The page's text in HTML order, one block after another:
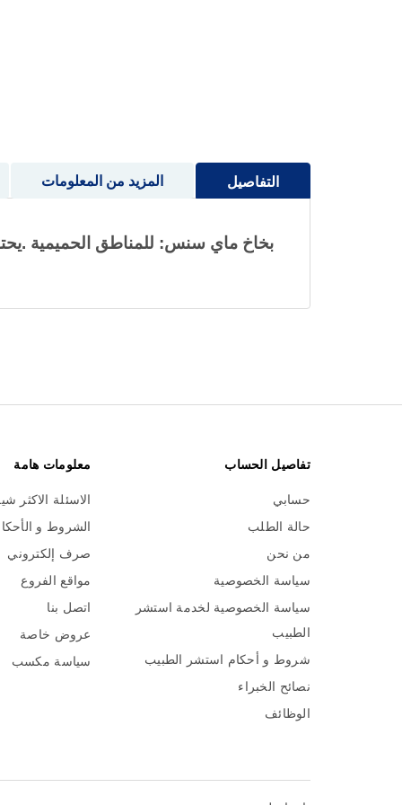
التفاصيل
بخاخ ماي سنس: للمناطق الحميمية
المزيد من المعلومات
تفاصيل الحساب
حسابي
حالة الطلب
من نحن
سياسة الخصوصية
سياسة الخصوصية لخدمة استشر
الطبيب
شروط و أحكام استشر الطبيب
نصائح الخبراء
الوظائف
معلومات هامة
الاسئلة الاكثر
الشروط و
صرف إلكتروني
مواقع الفروع
اتصل بنا
عروض خاصة
سياسة مكسب